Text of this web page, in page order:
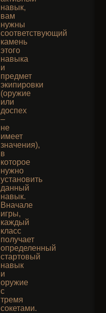
навык,
вам
нужны
соответствующий
камень
этого
навыка
и
предмет
экипировки
(оружие
или
доспех
–
не
имеет
значения),
в
которое
нужно
установить
данный
навык.
Вначале
игры,
каждый
класс
получает
определенный
стартовый
навык
и
оружие
с
тремя
сокетами.